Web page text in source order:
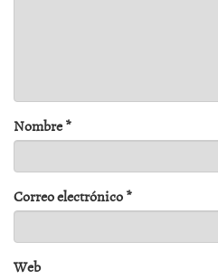
Nombre*
Correo electrónico*
Web